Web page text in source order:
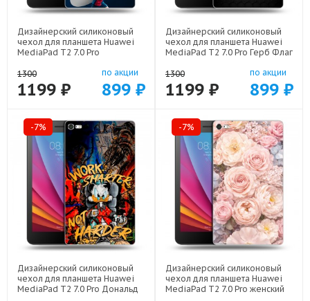
Дизайнерский силиконовый
чехол для планшета Huawei
MediaPad T2 7.0 Pro
44194-22552
1300
1199 ₽
по акции
899 ₽
Дизайнерский силиконовый
чехол для планшета Huawei
MediaPad T2 7.0 Pro Герб Флаг
1300
1199 ₽
по акции
899 ₽
-7%
Дизайнерский силиконовый
чехол для планшета Huawei
MediaPad T2 7.0 Pro Дональд
-7%
Дизайнерский силиконовый
чехол для планшета Huawei
MediaPad T2 7.0 Pro женский